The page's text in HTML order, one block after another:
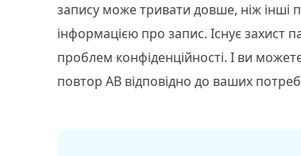
запису може тривати довше, ніж
інформацією про запис. Існує
проблем конфіденційності. І ви
повтор AB відповідно до ваших